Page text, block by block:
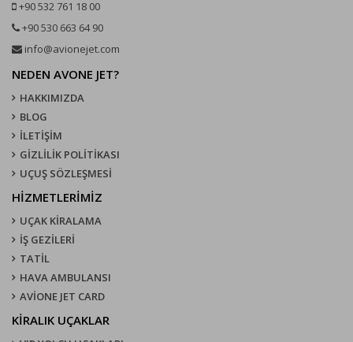
+90 532 761 18 00
+90 530 663 64 90
info@avionejet.com
NEDEN AVONE JET?
HAKKIMIZDA
BLOG
İLETİŞİM
GİZLİLİK POLİTİKASI
UÇUŞ SÖZLEŞMESI
HİZMETLERİMİZ
UÇAK KIRALAMA
İŞ GEZİLERİ
TATİL
HAVA AMBULANSI
AVİONE JET CARD
KIRALIK UÇAKLAR